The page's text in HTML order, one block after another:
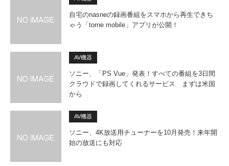
自宅のnasneの録画番組をスマホから再生できち
ゃう「torne mobile」アプリが公開！
AV機器
ソニー、「PS Vue」発表！すべての番組を3日間
クラウドで録画してくれるサービス まずは米国
から
AV機器
ソニー、4K放送用チューナーを10月発売！来年開
始の放送にも対応